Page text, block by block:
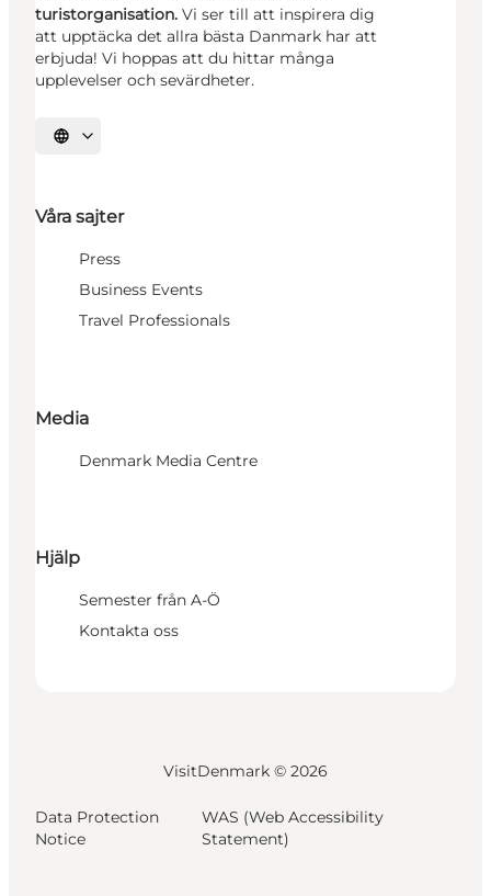
turistorganisation. Vi ser till att inspirera dig
att upptäcka det allra bästa Danmark har att
erbjuda! Vi hoppas att du hittar många
upplevelser och sevärdheter.
Välj språk
Våra sajter
Press
Business Events
Travel Professionals
Media
Denmark Media Centre
Hjälp
Semester från A-Ö
Kontakta oss
VisitDenmark © 2026
Data Protection
Notice
WAS (Web Accessibility
Statement)